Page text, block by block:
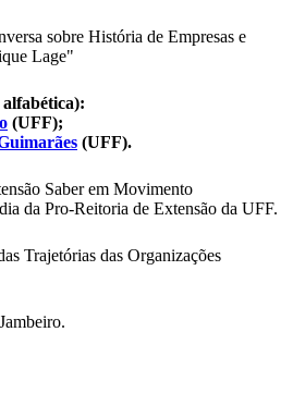
sobre História de Empresas e
Lage"
(UFF);
(UFF).
Saber em Movimento
da Pro-Reitoria de Extensão da UFF.
Trajetórias das Organizações